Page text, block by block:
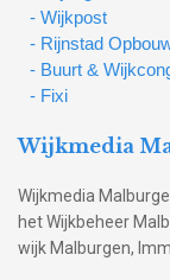
- Wijkpost
- Rijnstad
- Buurt &
- Fixi
Wijkmedia
Wijkmedia
het Wijkbeheer
wijk Malburgen,